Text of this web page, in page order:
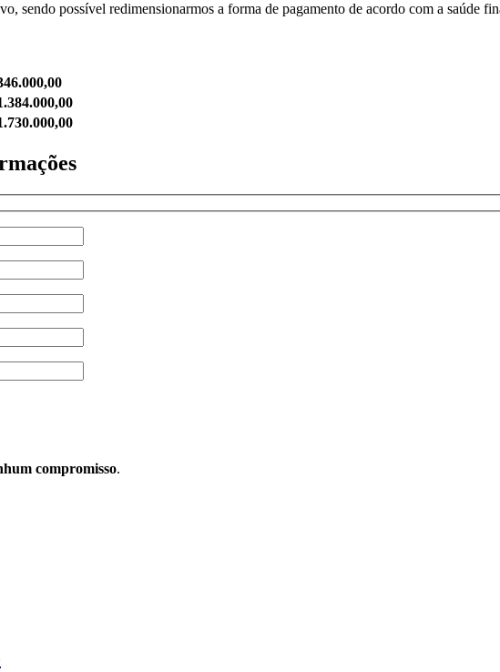
sendo possível redimensionarmos a forma de pagamento de acordo com a saúde
compromisso.